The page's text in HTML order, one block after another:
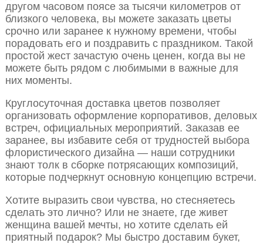
другом часовом поясе за тысячи километров от
близкого человека, вы можете заказать цветы
срочно или заранее к нужному времени, чтобы
порадовать его и поздравить с праздником. Такой
простой жест зачастую очень ценен, когда вы не
можете быть рядом с любимыми в важные для
них моменты.
Круглосуточная доставка цветов позволяет
организовать оформление корпоративов, деловых
встреч, официальных мероприятий. Заказав ее
заранее, вы избавите себя от трудностей выбора
флористического дизайна — наши сотрудники
знают толк в сборке потрясающих композиций,
которые подчеркнут основную концепцию встречи.
Хотите выразить свои чувства, но стесняетесь
сделать это лично? Или не знаете, где живет
женщина вашей мечты, но хотите сделать ей
приятный подарок? Мы быстро доставим букет,